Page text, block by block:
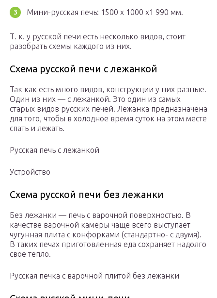
Мини-русская печь: 1500 x 1000 x1 990 мм.
Т. к. у русской печи есть несколько видов, стоит
разобрать схемы каждого из них.
Схема русской печи с лежанкой
Так как есть много видов, конструкции у них разные.
Один из них — с лежанкой. Это один из самых
старых видов русских печей. Лежанка предназначена
для того, чтобы в холодное время суток на этом месте
спать и лежать.
Русская печь с лежанкой
Устройство
Схема русской печи без лежанки
Без лежанки — печь с варочной поверхностью. В
качестве варочной камеры чаще всего выступает
чугунная плита с конфорками (стандартно- с двумя).
В таких печах приготовленная еда сохраняет надолго
свое тепло.
Русская печка с варочной плитой без лежанки